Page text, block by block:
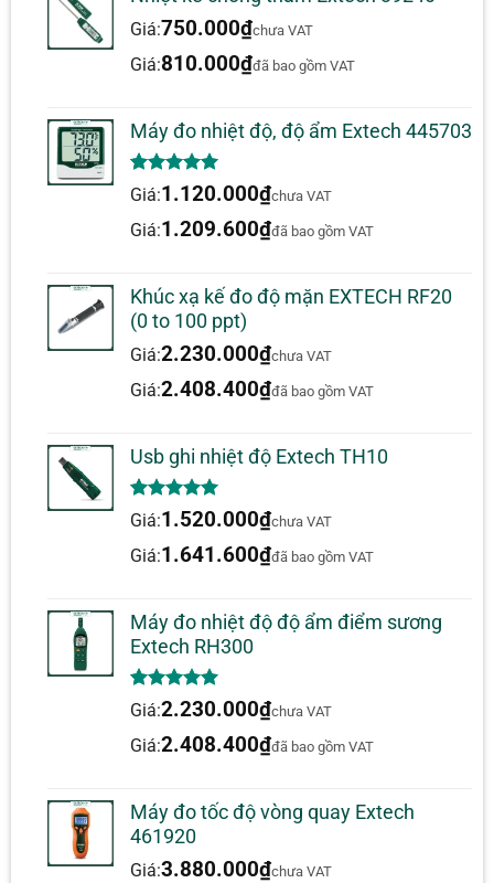
Giá:750.000₫chưa VAT
Giá:810.000₫đã bao gồm VAT
Máy đo nhiệt độ, độ ẩm Extech 445703
5.00trên 5
dựa trên
1
đánh giá
Giá:1.120.000₫chưa VAT
Giá:1.209.600₫đã bao gồm VAT
Khúc xạ kế đo độ mặn EXTECH RF20
(0 to 100 ppt)
Giá:2.230.000₫chưa VAT
Giá:2.408.400₫đã bao gồm VAT
Usb ghi nhiệt độ Extech TH10
5.00trên 5
dựa trên
1
đánh giá
Giá:1.520.000₫chưa VAT
Giá:1.641.600₫đã bao gồm VAT
Máy đo nhiệt độ độ ẩm điểm sương
Extech RH300
5.00trên 5
dựa trên
1
đánh giá
Giá:2.230.000₫chưa VAT
Giá:2.408.400₫đã bao gồm VAT
Máy đo tốc độ vòng quay Extech
461920
Giá:3.880.000₫chưa VAT